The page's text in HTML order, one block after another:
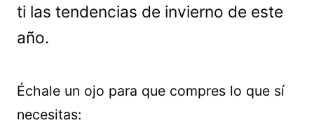
ti las tendencias de invierno de este
año.
Échale un ojo para que compres lo que sí
necesitas: